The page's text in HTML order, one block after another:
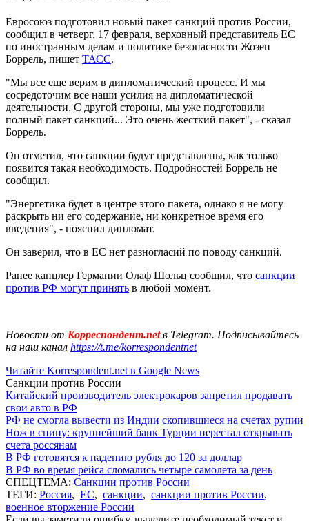
Евросоюз подготовил новый пакет санкций против России,
сообщил в четверг, 17 февраля, верховный представитель ЕС
по иностранным делам и политике безопасности Жозеп
Боррель, пишет ТАСС.
"Мы все еще верим в дипломатический процесс. И мы
сосредоточим все наши усилия на дипломатической
деятельности. С другой стороны, мы уже подготовили
полный пакет санкций... Это очень жесткий пакет", - сказал
Боррель.
Он отметил, что санкции будут представлены, как только
появится такая необходимость. Подробностей Боррель не
сообщил.
"Энергетика будет в центре этого пакета, однако я не могу
раскрыть ни его содержание, ни конкретное время его
введения", - пояснил дипломат.
Он заверил, что в ЕС нет разногласий по поводу санкций.
Ранее канцлер Германии Олаф Шольц сообщил, что санкции
против РФ могут принять в любой момент.
Новости от Корреспондент.netв Telegram. Подписывайтесь
на наш канал https://t.me/korrespondentnet
Читайте Korrespondent.net в Google News
Санкции против России
Китайский производитель электрокаров запретил продавать
свои авто в РФ
РФ не смогла вывести из Индии скопившиеся на счетах рупии
Нож в спину: крупнейший банк Турции перестал открывать
счета россянам
В РФ готовятся к падению рубля до 120 за доллар
В РФ во время рейса сломались четыре самолета за день
СПЕЦТЕМА: Санкции против России
ТЕГИ: Россия, ЕС, санкции, санкции против России,
военное вторжение России